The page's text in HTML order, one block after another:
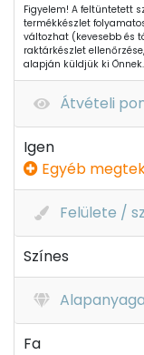
Figyelem! A feltüntetett
termékkészlet
változhat (kevesebb és
raktárkészlet
alapján küldjük ki Önnek.
Átvételi
Igen
Egyéb
Felülete /
Színes
Alapanyaga
Fa